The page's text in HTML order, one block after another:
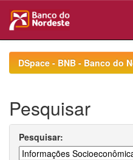
navigationDSpace - BNB - Banco do
Pesquisar
Pesquisar: